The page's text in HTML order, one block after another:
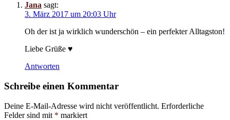
Jana sagt:
3. März 2017 um 20:03 Uhr
Oh der ist ja wirklich wunderschön – ein perfekter Alltagston!
Liebe Grüße ♥
Antworten
Schreibe einen Kommentar
Deine E-Mail-Adresse wird nicht veröffentlicht. Erforderliche
Felder sind mit * markiert